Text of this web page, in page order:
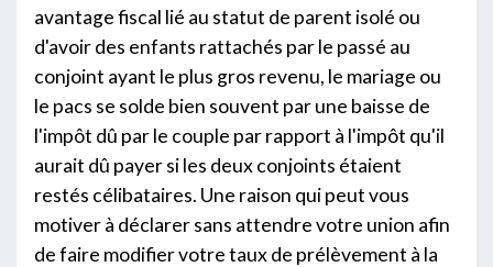
avantage fiscal lié au statut de parent isolé ou
d'avoir des enfants rattachés par le passé au
conjoint ayant le plus gros revenu, le mariage ou
le pacs se solde bien souvent par une baisse de
l'impôt dû par le couple par rapport à l'impôt qu'il
aurait dû payer si les deux conjoints étaient
restés célibataires. Une raison qui peut vous
motiver à déclarer sans attendre votre union afin
de faire modifier votre taux de prélèvement à la